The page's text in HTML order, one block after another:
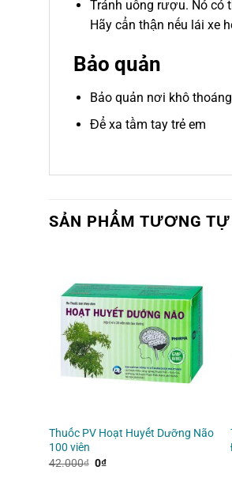
Tránh uống rượu. Nó có
Hãy cẩn thận nếu lái xe
Bảo quản
Bảo quản nơi khô
Để xa tầm tay trẻ em
SẢN PHẨM TƯƠNG TỰ
Thuốc PV Hoạt Huyết Dưỡng Não
100 viên
42.000₫ Giá
0₫Giá